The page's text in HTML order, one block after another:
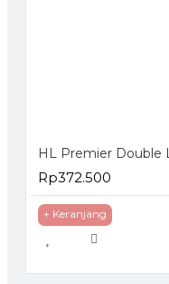
Rp372.500
+ Keranjang